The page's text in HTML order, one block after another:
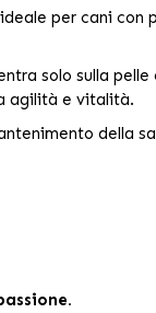
per cani con
solo sulla
agilità e vitalità.
della